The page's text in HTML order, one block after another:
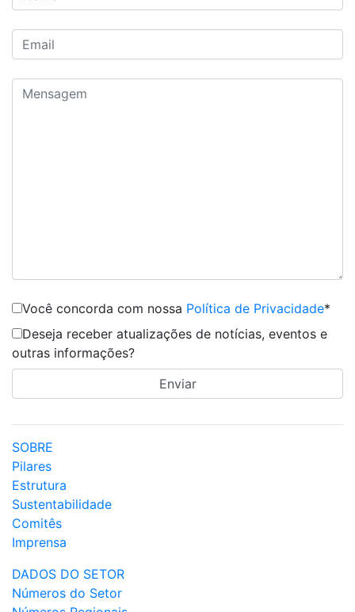
Você concorda com nossa Política de Privacidade*
Deseja receber atualizações de notícias, eventos e
outras informações?
SOBRE
Pilares
Estrutura
Sustentabilidade
Comitês
Imprensa
DADOS DO SETOR
Números do Setor